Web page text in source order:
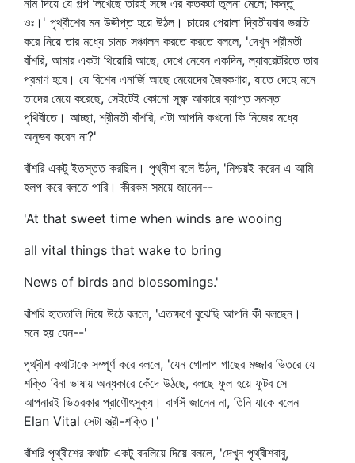
নাম দিয়ে যে গল্প লিখেছে তারই সঙ্গে এর কতকটা তুলনা মেলে; কিন্তু
ওঃ।' পৃথ্বীশের মন উদ্দীপ্ত হয়ে উঠল। চায়ের পেয়ালা দ্বিতীয়বার ভরতি
করে নিয়ে তার মধ্যে চামচ সঞ্চালন করতে করতে বললে, 'দেখুন শ্রীমতী
বাঁশরি, আমার একটা থিয়োরি আছে, দেখে নেবেন একদিন, ল্যাবরেটরিতে তার
প্রমাণ হবে। যে বিশেষ এনার্জি আছে মেয়েদের জৈবকণায়, যাতে দেহে মনে
তাদের মেয়ে করেছে, সেইটেই কোনো সূক্ষ্ণ আকারে ব্যাপ্ত সমস্ত
পৃথিবীতে। আচ্ছা, শ্রীমতী বাঁশরি, এটা আপনি কখনো কি নিজের মধ্যে
অনুভব করেন না?'
বাঁশরি একটু ইতস্তত করছিল। পৃথ্বীশ বলে উঠল, 'নিশ্চয়ই করেন এ আমি
হলপ করে বলতে পারি। কীরকম সময়ে জানেন--
'At that sweet time when winds are wooing
all vital things that wake to bring
News of birds and blossomings.'
বাঁশরি হাততালি দিয়ে উঠে বললে, 'এতক্ষণে বুঝেছি আপনি কী বলছেন।
মনে হয় যেন--'
পৃথ্বীশ কথাটাকে সম্পূর্ণ করে বললে, 'যেন গোলাপ গাছের মজ্জার ভিতরে যে
শক্তি বিনা ভাষায় অন্ধকারে কেঁদে উঠছে, বলছে ফুল হয়ে ফুটব সে
আপনারই ভিতরকার প্রাণৌৎসুক্য। বার্গসঁ জানেন না, তিনি যাকে বলেন
Elan Vital সেটা স্ত্রী-শক্তি।'
বাঁশরি পৃথ্বীশের কথাটা একটু বদলিয়ে দিয়ে বললে, 'দেখুন পৃথ্বীশবাবু,